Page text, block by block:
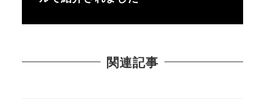
関連記事